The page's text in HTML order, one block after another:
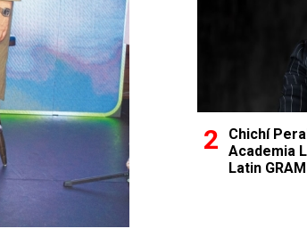
Chichí
Academia
Latin